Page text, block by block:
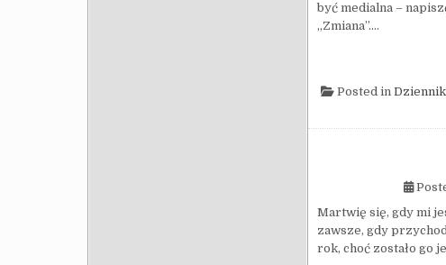
być medialna –
„Zmiana”….
Posted in
Martwię się, gdy mi
zawsze, gdy
rok, choć zostało go